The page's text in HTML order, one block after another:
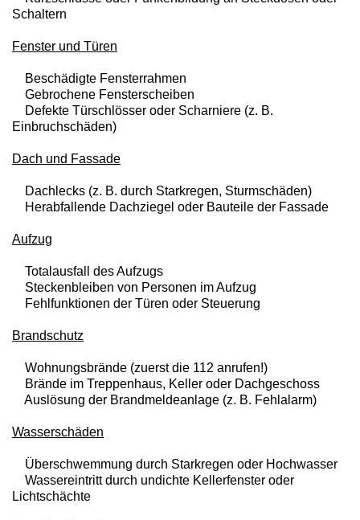
Schaltern
Fenster und Türen
Beschädigte Fensterrahmen
Gebrochene Fensterscheiben
Defekte Türschlösser oder Scharniere (z. B.
Einbruchschäden)
Dach und Fassade
Dachlecks (z. B. durch Starkregen, Sturmschäden)
Herabfallende Dachziegel oder Bauteile der Fassade
Aufzug
Totalausfall des Aufzugs
Steckenbleiben von Personen im Aufzug
Fehlfunktionen der Türen oder Steuerung
Brandschutz
Wohnungsbrände (zuerst die 112 anrufen!)
Brände im Treppenhaus, Keller oder Dachgeschoss
Auslösung der Brandmeldeanlage (z. B. Fehlalarm)
Wasserschäden
Überschwemmung durch Starkregen oder Hochwasser
Wassereintritt durch undichte Kellerfenster oder
Lichtschächte